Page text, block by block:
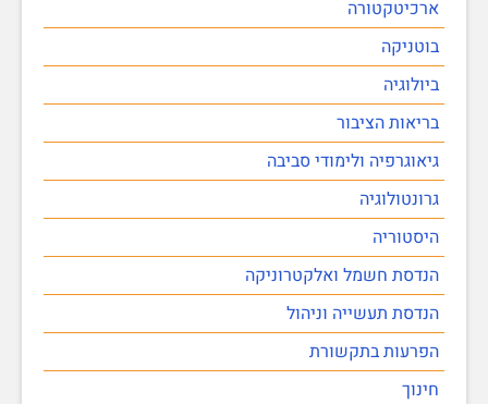
ארכיטקטורה
בוטניקה
ביולוגיה
בריאות הציבור
גיאוגרפיה ולימודי סביבה
גרונטולוגיה
היסטוריה
הנדסת חשמל ואלקטרוניקה
הנדסת תעשייה וניהול
הפרעות בתקשורת
חינוך